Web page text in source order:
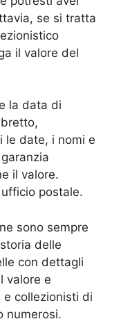
se si tratta
il valore del
la data di
le date, i nomi e
il valore.
postale.
sono sempre
delle
con dettagli
valore e
e collezionisti di
numerosi.